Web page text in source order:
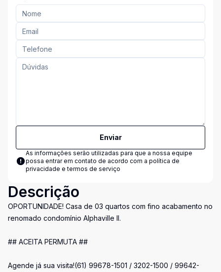
Enviar
As informações serão utilizadas para que a nossa equipe
possa entrar em contato de acordo com a política de
privacidade e termos de serviço
Descrição
OPORTUNIDADE! Casa de 03 quartos com fino acabamento no
renomado condomínio Alphaville II.
## ACEITA PERMUTA ##
Agende já sua visita!(61) 99678-1501 / 3202-1500 / 99642-